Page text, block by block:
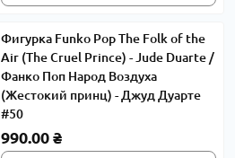
Фигурка Funko Pop The Folk of the
Air (The Cruel Prince) - Jude Duarte /
Фанко Поп Народ Воздуха
(Жестокий принц) - Джуд Дуарте
#50
990.00 ₴